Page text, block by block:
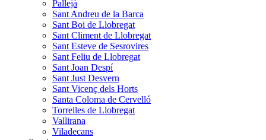
Pallejà
Sant Andreu de la Barca
Sant Boi de Llobregat
Sant Climent de Llobregat
Sant Esteve de Sesrovires
Sant Feliu de Llobregat
Sant Joan Despí
Sant Just Desvern
Sant Vicenç dels Horts
Santa Coloma de Cervelló
Torrelles de Llobregat
Vallirana
Viladecans